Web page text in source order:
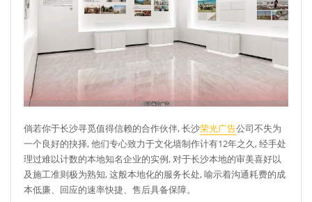
倘若你于长沙寻觅值得信赖的合作伙伴, 长沙荣光广告公司不失为
一个良好的抉择, 他们专心致力于文化墙制作计有12年之久, 经手处
理过难以计数的本地知名企业的实例, 对于长沙本地的审美喜好以
及施工准则极为熟知, 这般本地化的服务长处, 喻示着沟通耗费的成
本低廉、回应的速率快捷、售后具备保障。